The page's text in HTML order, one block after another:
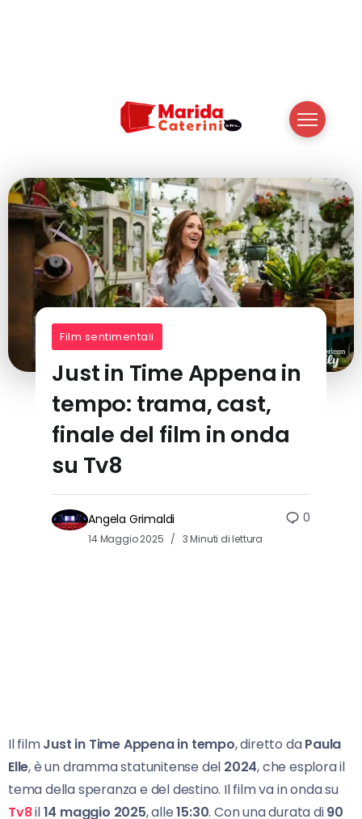
Film sentimentali
Just in Time Appena in
tempo: trama, cast,
finale del film in onda
su Tv8
Angela Grimaldi
14 Maggio 2025 3 Minuti di lettura
0
Il filmJust in Time Appena in tempo, diretto daPaula
Elle, è un dramma statunitense del 2024, che esplora il
tema della speranza e del destino. Il film va in onda su
Tv8il14 maggio 2025, alle15:30. Con una durata di90